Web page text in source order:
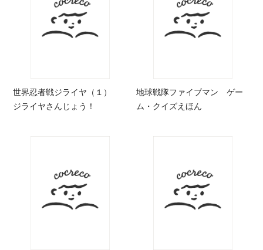
世界忍者戦ジライヤ（１）
ジライヤさんじょう！
地球戦隊ファイブマン ゲー
ム・クイズえほん